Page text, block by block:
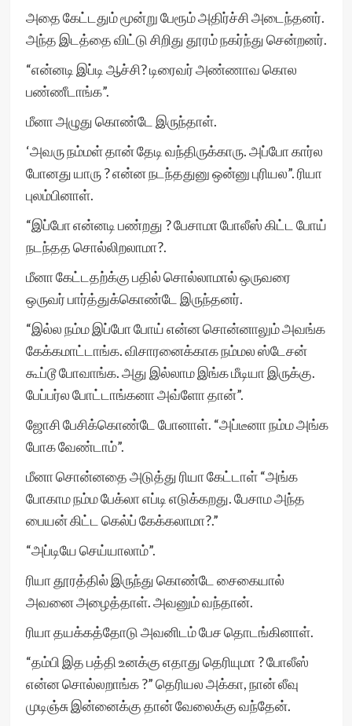
அதை கேட்டதும் மூன்று பேரூம் அதிர்ச்சி அடைந்தனர்.
அந்த இடத்தை விட்டு சிறிது தூரம் நகர்ந்து சென்றனர்.
“என்னடி இப்டி ஆச்சி? டிரைவர் அண்ணாவ கொல
பண்ணீடாங்க”.
மீனா அழுது கொண்டே இருந்தாள்.
‘அவரு நம்மள் தான் தேடி வந்திருக்காரு. அப்போ கார்ல
போனது யாரு ? என்ன நடந்ததுனு ஒன்னு புரியல”. ரியா
புலம்பினாள்.
“இப்போ என்னடி பண்றது ? பேசாமா போலீஸ் கிட்ட போய்
நடந்தத சொல்லிறலாமா?.
மீனா கேட்டதற்க்கு பதில் சொல்லாமால் ஒருவரை
ஒருவர் பார்த்துக்கொண்டே இருந்தனர்.
“இல்ல நம்ம இப்போ போய் என்ன சொன்னாலும் அவங்க
கேக்கமாட்டாங்க. விசாரனைக்காக நம்மல ஸ்டேசன்
கூப்டூ போவாங்க. அது இல்லாம இங்க மீடியா இருக்கு.
பேப்பர்ல போட்டாங்கனா அவ்ளோ தான்”.
ஜோசி பேசிக்கொண்டே போனாள். “அப்டீனா நம்ம அங்க
போக வேண்டாம்”.
மீனா சொன்னதை அடுத்து ரியா கேட்டாள் “அங்க
போகாம நம்ம பேக்லா எப்டி எடுக்கறது. பேசாம அந்த
பையன் கிட்ட கெல்ப் கேக்கலாமா?.”
“அப்டியே செய்யாலாம்”.
ரியா தூரத்தில் இருந்து கொண்டே சைகையால்
அவனை அழைத்தாள். அவனும் வந்தான்.
ரியா தயக்கத்தோடு அவனிடம் பேச தொடங்கினாள்.
“தம்பி இத பத்தி உனக்கு எதாது தெரியுமா ? போலீஸ்
என்ன சொல்லறாங்க ?” தெரியல அக்கா, நான் லீவு
முடிஞ்சு இன்னைக்கு தான் வேலைக்கு வந்தேன்.